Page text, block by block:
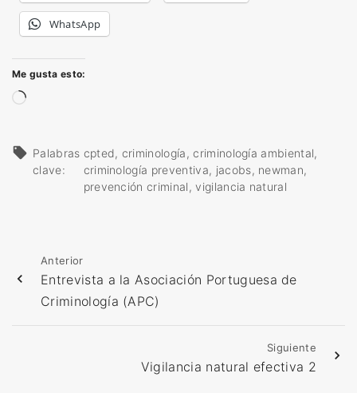
WhatsApp
Me gusta esto:
C
Palabras
clave:
cpted criminología
criminología ambiental
criminología preventiva
jacobs newman
prevención criminal
vigilancia natural
Anterior
Entrevista a la Asociación Portuguesa de
Criminología (APC)
Siguiente
Vigilancia natural efectiva 2